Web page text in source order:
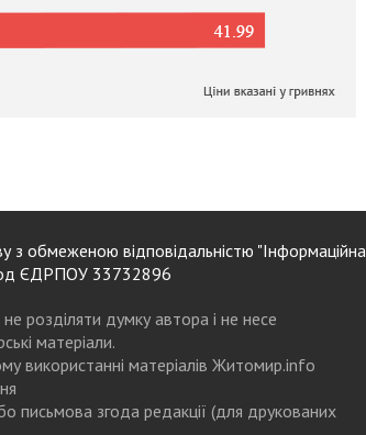
з обмеженою відповідальністю "Інформаційна
ЄДРПОУ 33732896
розділяти думку автора і не несе
матеріали.
використанні матеріалів Житомир.info
письмова згода редакції (для друкованих